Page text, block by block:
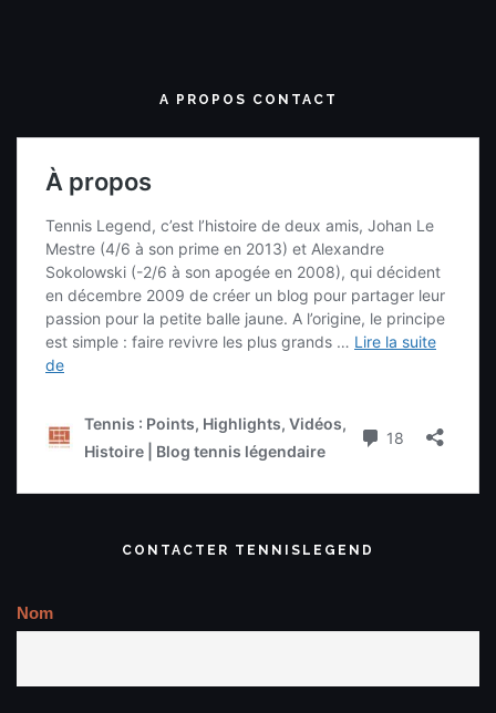
A PROPOS CONTACT
CONTACTER TENNISLEGEND
Nom